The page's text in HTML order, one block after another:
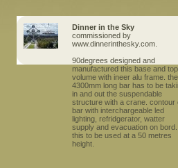
Dinner in the Sky
commissioned by
www.dinnerinthesky.com.
90degrees designed and
manufactured this base and top
volume with ineer alu frame. the
4300mm long bar has to be
in and out the suspendable
structure with a crane. contour
bar with interchargeable led
lighting, refridgerator, watter
supply and evacuation on bord.
this to be used at a 50 metres
height.